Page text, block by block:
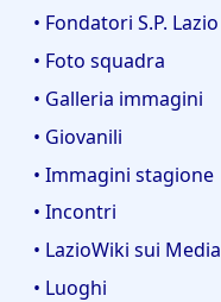
• Fondatori S.P. Lazio
• Foto squadra
• Galleria immagini
• Giovanili
• Immagini stagione
• Incontri
• LazioWiki sui Media
• Luoghi